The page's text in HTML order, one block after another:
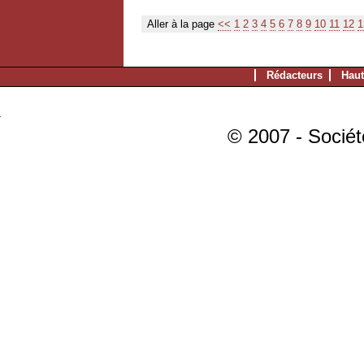
Aller à la page << 1 2 3 4 5 6 7 8 9 10 11 12
Rédacteurs
© 2007 -